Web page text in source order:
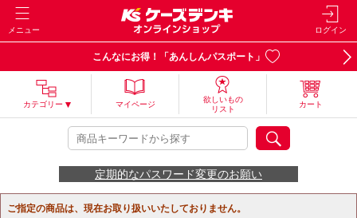
メニュー ログイン
こんなにお得！「あんしんパスポート」
カテゴリー マイページ
欲しいもの
リスト
カート
定期的なパスワード変更のお願い
ご指定の商品は、現在お取り扱いいたしておりません。